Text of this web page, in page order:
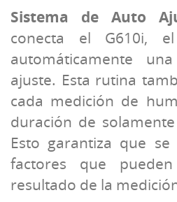
Sistema de Auto
conecta el G610i,
automáticamente
ajuste. Esta rutina
cada medición de
duración de
Esto garantiza que
factores que
resultado de la